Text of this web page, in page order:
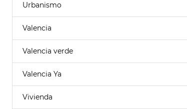
Urbanismo
Valencia
Valencia verde
Valencia Ya
Vivienda